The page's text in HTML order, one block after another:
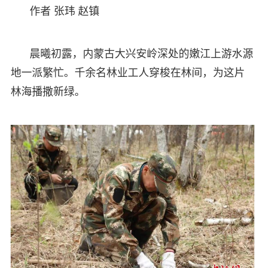
作者 张玮 赵镇
晨曦初露，内蒙古大兴安岭深处的嫩江上游水源
地一派繁忙。千余名林业工人穿梭在林间，为这片
林海播撒新绿。